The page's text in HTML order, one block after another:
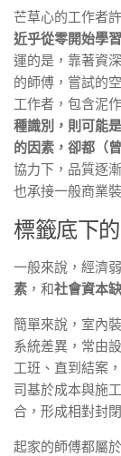
芒草心的工作者
近乎從零開始學
運的是，靠著資
的師傅，嘗試的
工作者，包含泥
種識別，則可能
的因素，卻都（
協力下，品質逐
也承接一般商業
標籤底下
一般來說，經濟
素 ，和社會資本
簡單來說，室內
系統差異，常由
工班、直到結案
司基於成本與施
合，形成相對封
起家的師傅都屬